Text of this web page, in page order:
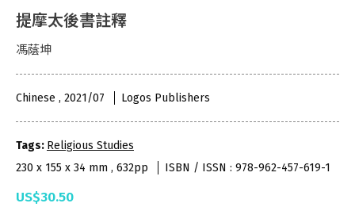
提摩太後書註釋
馮蔭坤
Chinese , 2021/07 Logos Publishers
Tags: Religious Studies
230 x 155 x 34 mm , 632pp
ISBN / ISSN : 978-962-457-619-1
US$30.50